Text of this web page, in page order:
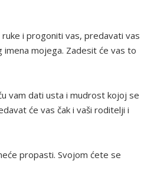
i progoniti vas, predavati vas
imena mojega. Zadesit će vas to
vam dati usta i mudrost kojoj se
će vas čak i vaši roditelji i
propasti. Svojom ćete se